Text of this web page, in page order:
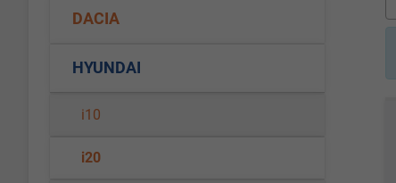
DACIA
HYUNDAI
i10
i20